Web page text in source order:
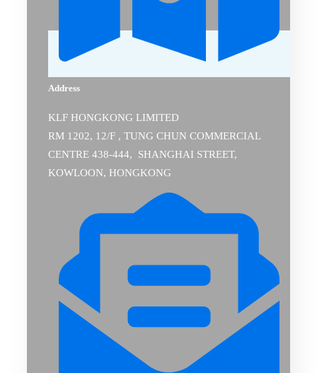
Address
KLF HONGKONG LIMITED
RM 1202, 12/F , TUNG CHUN COMMERCIAL
CENTRE 438-444, SHANGHAI STREET,
KOWLOON, HONGKONG